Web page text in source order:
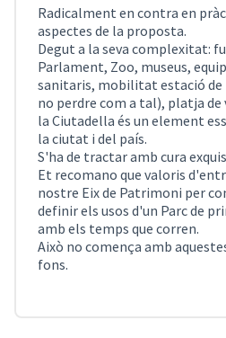
Radicalment en contra en
aspectes de la proposta.
Degut a la seva complexitat:
Parlament, Zoo, museus,
sanitaris, mobilitat estació
no perdre com a tal), platja de
la Ciutadella és un element
la ciutat i del país.
S'ha de tractar amb cura
Et recomano que valoris
nostre Eix de Patrimoni per
definir els usos d'un Parc de
amb els temps que corren.
Això no comença amb
fons.